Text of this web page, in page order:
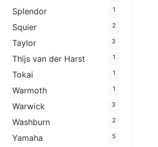
Splendor 1
Squier 2
Taylor 3
Thijs van der Harst 1
Tokai 1
Warmoth 1
Warwick 3
Washburn 2
Yamaha 5